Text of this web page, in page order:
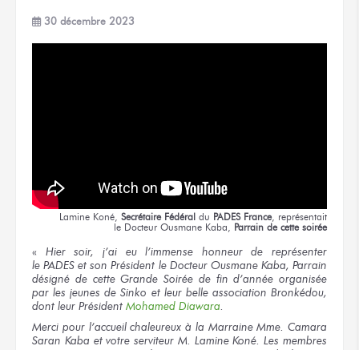
30 décembre 2023
Lamine Koné, Secrétaire Fédéral du PADES France, représentait
le Docteur Ousmane Kaba, Parrain de cette soirée
« Hier soir, j’ai eul’immense honneurde représenter
le PADES et son Président le DocteurOusmane Kaba, Parrain
désigné de cette Grande Soirée de fin d’année organisée
par les jeunes de Sinko et leur belleassociation Bronkédou,
dont leur Président Mohamed Diawara
Merci pour l’accueilchaleureux à la Marraine Mme. Camara
Saran Kaba et votre serviteur M. LamineKoné.Les membres